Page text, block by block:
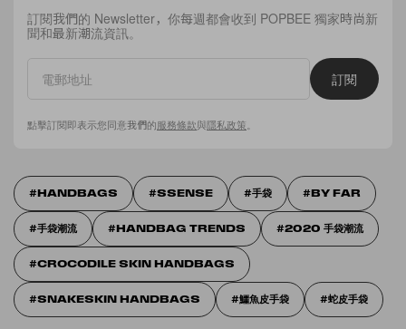
訂閱我們的 Newsletter，你每週都會收到 POPBEE 獨家時尚新
聞和最新潮流資訊。
訂閱
點擊訂閱即表示您同意我們的服務條款與隱私政策
HANDBAGS SSENSE 手袋 BY FAR
手袋潮流 HANDBAG TRENDS 2020 手袋潮流
CROCODILE SKIN HANDBAGS
SNAKESKIN HANDBAGS 鱷魚皮手袋 蛇皮手袋